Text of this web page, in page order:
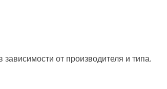
от производителя и типа.